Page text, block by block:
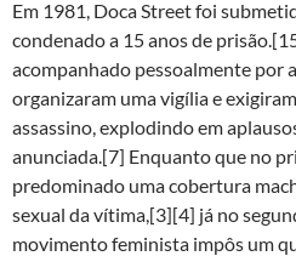
Em 1981, Doca Street foi
condenado a 15 anos de
acompanhado pessoalmente por
organizaram uma vigília e
assassino, explodindo em
anunciada.[7] Enquanto que no
predominado uma cobertura
sexual da vítima,[3][4] já no
movimento feminista impôs um